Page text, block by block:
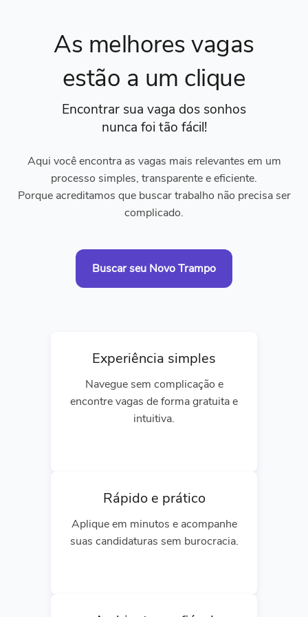
As melhores vagas
estão a um clique
Encontrar sua vaga dos sonhos
nunca foi tão fácil!
Aqui você encontra as vagas mais relevantes em um
processo simples, transparente e eficiente.
Porque acreditamos que buscar trabalho não precisa ser
complicado.
Buscar seu Novo Trampo
Experiência simples
Navegue sem complicação e
encontre vagas de forma gratuita e
intuitiva.
Rápido e prático
Aplique em minutos e acompanhe
suas candidaturas sem burocracia.